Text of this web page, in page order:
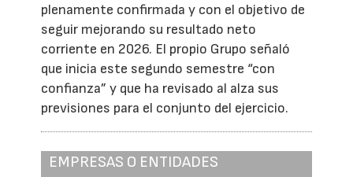
plenamente confirmada y con el objetivo de
seguir mejorando su resultado neto
corriente en 2026. El propio Grupo señaló
que inicia este segundo semestre “con
confianza” y que ha revisado al alza sus
previsiones para el conjunto del ejercicio.
EMPRESAS O ENTIDADES